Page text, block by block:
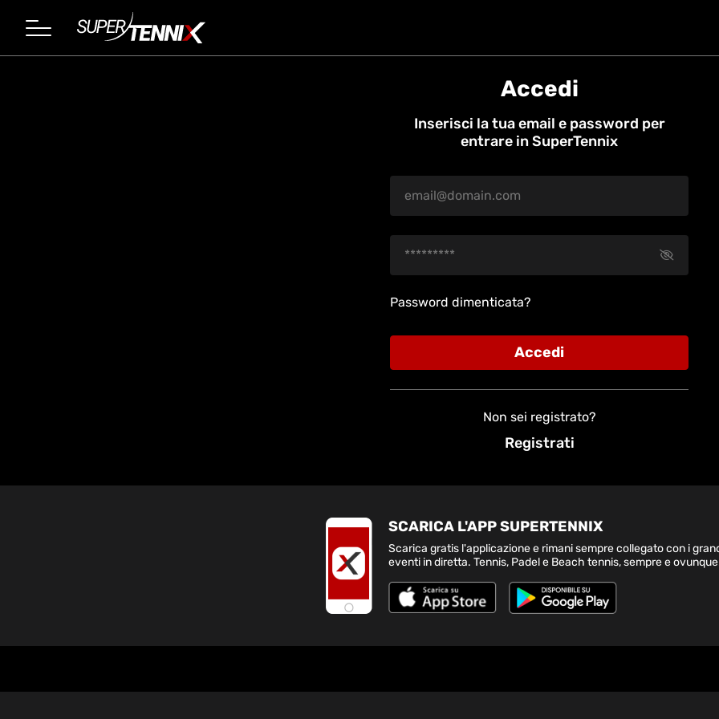
Accedi
Inserisci la tua email e password per
entrare in SuperTennix
Password dimenticata?
Accedi
Non sei registrato?
Registrati
SCARICA L'APP SUPERTENNIX
Scarica gratis l'applicazione e rimani sempre collegato con i
eventi in diretta. Tennis, Padel e Beach tennis, sempre e